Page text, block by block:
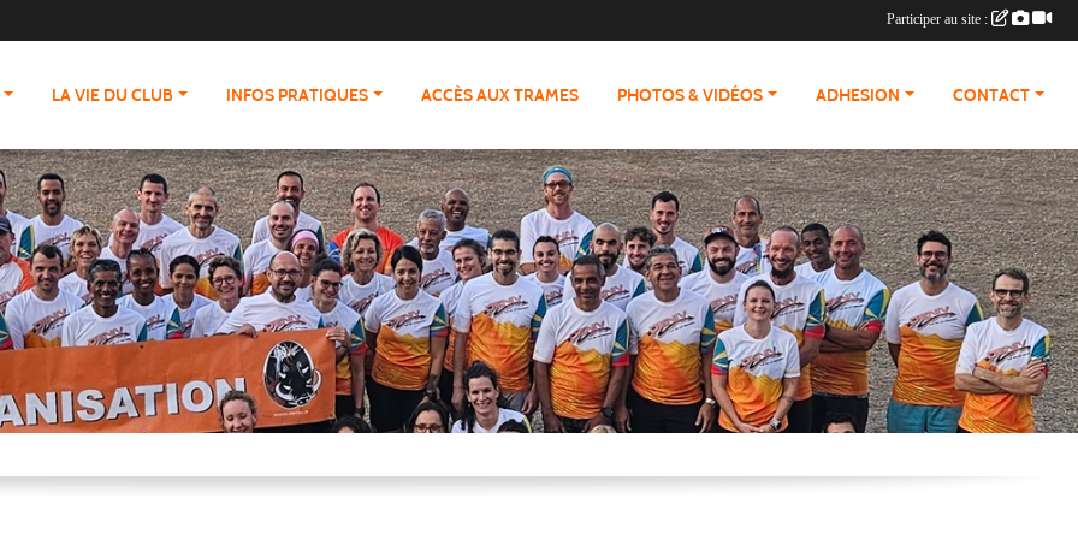
LA VIE DU CLUB INFOS PRATIQUES ACCÈS AUX TRAMES PHOTOS & VIDÉOS ADHESION CONTACT
Participer au site :